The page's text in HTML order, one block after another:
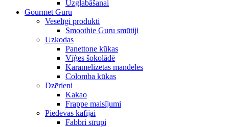
Uzglabāšanai
Gourmet Guru
Veselīgi produkti
Smoothie Guru smūtiji
Uzkodas
Panettone kūkas
Vīģes šokolādē
Karamelizētas mandeles
Colomba kūkas
Dzērieni
Kakao
Frappe maisījumi
Piedevas kafijai
Fabbri sīrupi